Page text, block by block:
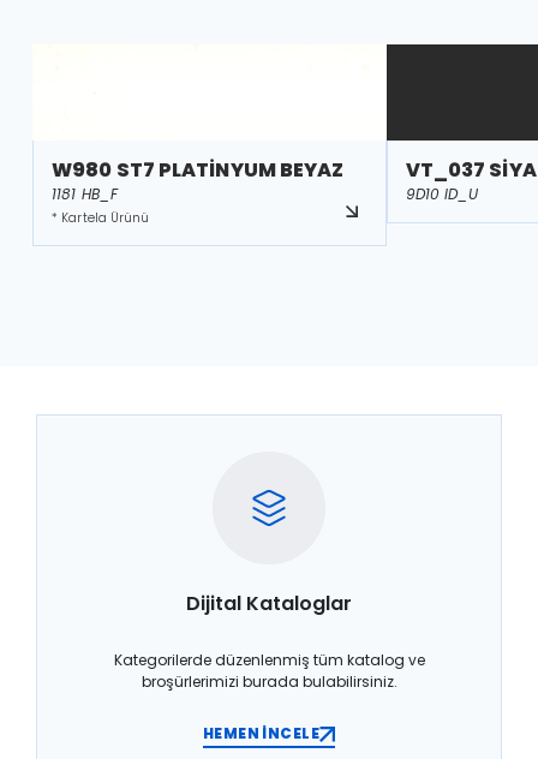
W980 ST7 PLATİNYUM BEYAZ
1181 HB_F
* Kartela Ürünü
VT_037
9D10 ID_U
Dijital Kataloglar
Kategorilerde düzenlenmiş tüm katalog ve
broşürlerimizi burada bulabilirsiniz.
HEMEN İNCELE